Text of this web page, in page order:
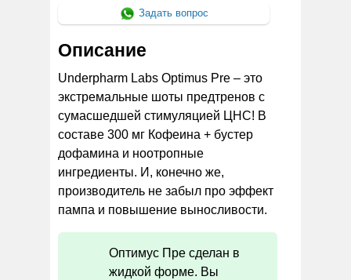
Задать вопрос
Описание
Underpharm Labs Optimus Pre – это
экстремальные шоты предтренов с
сумасшедшей стимуляцией ЦНС! В
составе 300 мг Кофеина + бустер
дофамина и ноотропные
ингредиенты. И, конечно же,
производитель не забыл про эффект
пампа и повышение выносливости.
Оптимус Пре сделан в
жидкой форме. Вы